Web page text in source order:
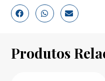
Produtos